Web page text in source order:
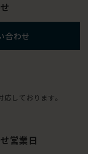
合わせ
しております。
営業日